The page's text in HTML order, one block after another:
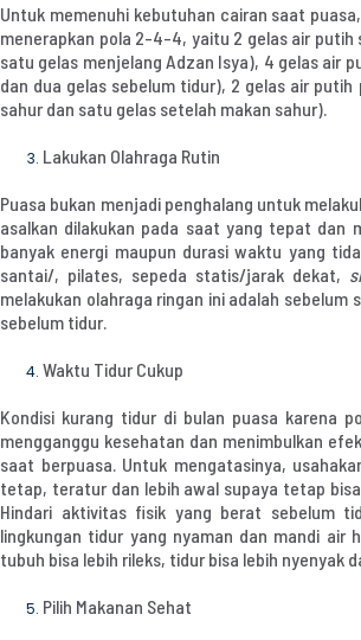
Untuk memenuhi kebutuhan cairan saat
menerapkan pola 2-4-4, yaitu 2 gelas air putih
satu gelas menjelang Adzan Isya), 4 gelas air
dan dua gelas sebelum tidur), 2 gelas air
sahur dan satu gelas setelah makan sahur).
Lakukan Olahraga Rutin
Puasa bukan menjadi penghalang untuk
asalkan dilakukan pada saat yang tepat dan
banyak energi maupun durasi waktu yang
santai/, pilates, sepeda statis/jarak dekat,
melakukan olahraga ringan ini adalah
sebelum tidur.
Waktu Tidur Cukup
Kondisi kurang tidur di bulan puasa karena
mengganggu kesehatan dan menimbulkan
saat berpuasa. Untuk mengatasinya,
tetap, teratur dan lebih awal supaya tetap
Hindari aktivitas fisik yang berat sebelum
lingkungan tidur yang nyaman dan mandi air
tubuh bisa lebih rileks, tidur bisa lebih nyenyak
Pilih Makanan Sehat